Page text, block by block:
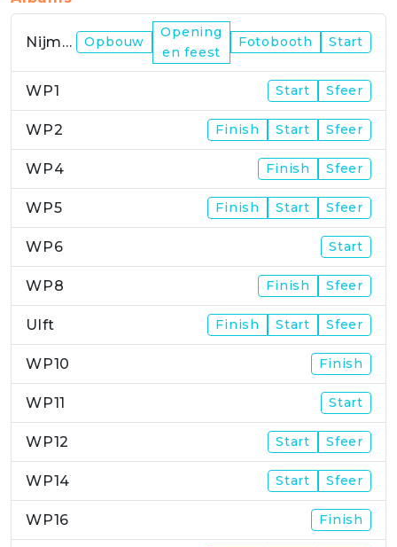
Nijmegen Opbouw
Opening
en feest
Fotobooth Start
WP1 Start Sfeer
WP2 Finish Start Sfeer
WP4 Finish Sfeer
WP5 Finish Start Sfeer
WP6 Start
WP8 Finish Sfeer
Ulft Finish Start Sfeer
WP10 Finish
WP11 Start
WP12 Start Sfeer
WP14 Start Sfeer
WP16 Finish